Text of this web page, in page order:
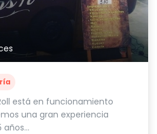
está en funcionamiento
una gran experiencia